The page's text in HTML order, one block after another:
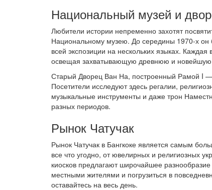
Национальный музей и
Любители истории непременно захотят
Национальному музею. До середины 1970-х
всей экспозиции на нескольких языках.
освещая захватывающую древнюю и новейшую
Старый Дворец Ван На, построенный Рамой I
Посетители исследуют здесь регалии,
музыкальные инструменты и даже трон
разных периодов.
Рынок Чатучак
Рынок Чатучак в Бангкоке является самым
все что угодно, от ювелирных и религиозных
киосков предлагают широчайшее
местными жителями и погрузиться в
оставайтесь на весь день.